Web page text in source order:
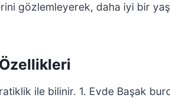
gözlemleyerek, daha iyi bir
ile bilinir. 1. Evde Başak